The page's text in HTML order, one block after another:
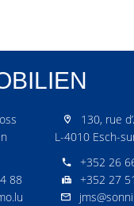
88
130, rue
L-4010 Esch-
+352 26
+352 27